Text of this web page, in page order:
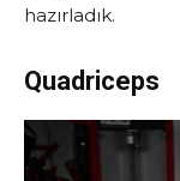
hazırladık.
Quadriceps